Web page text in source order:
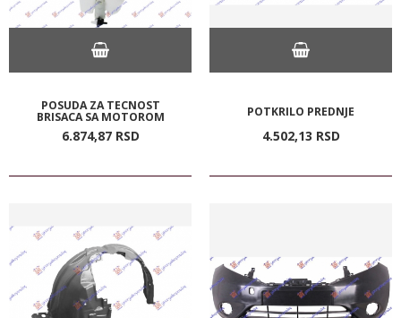
POSUDA ZA TECNOST
BRISACA SA MOTOROM
6.874,87 RSD
POTKRILO PREDNJE
4.502,13 RSD